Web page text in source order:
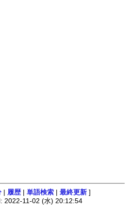
履歴 単語検索 最終更新 ]
2022-11-02 (水) 20:12:54